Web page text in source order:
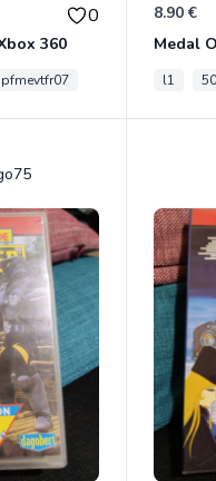
0
360
pfmevtfr07
8.90 €
Medal
l1